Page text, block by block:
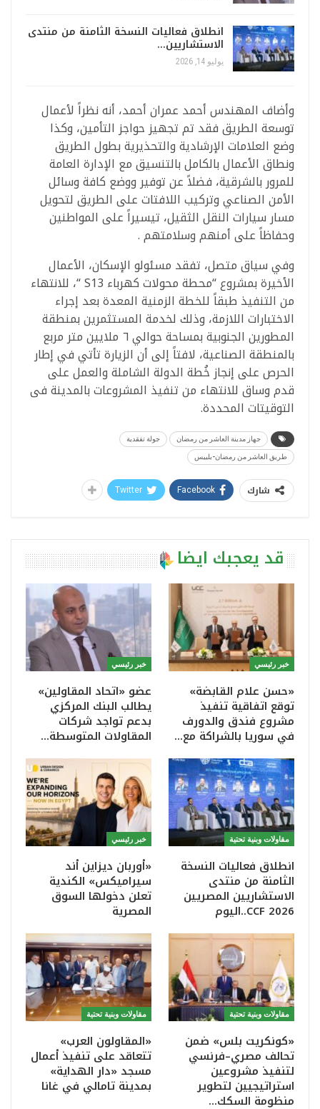
انطلاق فعاليات النسخة الثامنة من منتدى
الاستشاريين…
يوليو 14, 2026
وأضاف المهندس أحمد عمران أحمد، أنه نظراً لأعمال
توسعة الطريق فقد تم تجهيز حواجز التأمين، وكذا
وضع العلامات الإرشادية والتحذيرية بطول الطريق
ونطاق الأعمال بالكامل بالتنسيق مع الإدارة العامة
للمرور بالشرقية، فضلاً عن توفير ووضع كافة وسائل
الأمن الصناعي وتركيب اللافتات على الطريق لتحويل
مسار سيارات النقل الثقيل، تيسيراً على المواطنين
وحفاظاً على أمنهم وسلامتهم .
وفي سياق متصل، تفقد مسئولو الإسكان، الأعمال
الأخيرة بمشروع “محطة محولات كهرباء S13 “، للانتهاء
من التنفيذ طبقاً للخطة الزمنية المعدة بعد إجراء
الاختبارات اللازمة، وذلك لخدمة المستثمرين بمنطقة
المطورين الجنوبية بمساحة حوالي ٦ ملايين متر مربع
بالمنطقة الصناعية، لافتاً إلى أن الزيارة تأتي في إطار
الحرص على إنجاز خُطة الدولة الشاملة والعمل على
قدم وساق للانتهاء من تنفيذ المشروعات بالمدينة فى
التوقيتات المحددة.
جهاز مدينة العاشر من رمضان جولة تفقدية
طريق العاشر من رمضان-بلبيس
شارك Facebook
Twitter
قد يعجبك ايضا
خبر رئيسي
«حسن علام القابضة»
توقع اتفاقية تنفيذ
مشروع فندق والدورف
في سوريا بالشراكة مع…
خبر رئيسي
عضو «اتحاد المقاولين»
يطالب البنك المركزي
بدعم تواجد شركات
المقاولات المتوسطة…
مقاولات وبنية تحتية
انطلاق فعاليات النسخة
الثامنة من منتدى
الاستشاريين المصريين
CCF 2026..اليوم
خبر رئيسي
«أوربان ديزاين أند
سيراميكس» الكندية
تعلن دخولها السوق
المصرية
مقاولات وبنية تحتية
«كونكريت بلس» ضمن
تحالف مصري–فرنسي
لتنفيذ مشروعين
استراتيجيين لتطوير
منظومة السكك…
مقاولات وبنية تحتية
«المقاولون العرب»
تتعاقد على تنفيذ أعمال
مسجد «دار الهداية»
بمدينة تامالي في غانا